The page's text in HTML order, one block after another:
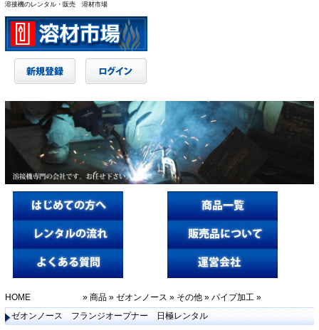
溶接機のレンタル・販売 溶材市場
HOME »商品 »ゼオンノース » その他 »パイプ加工 »
ゼオンノース フランジオープナー 日極レンタル